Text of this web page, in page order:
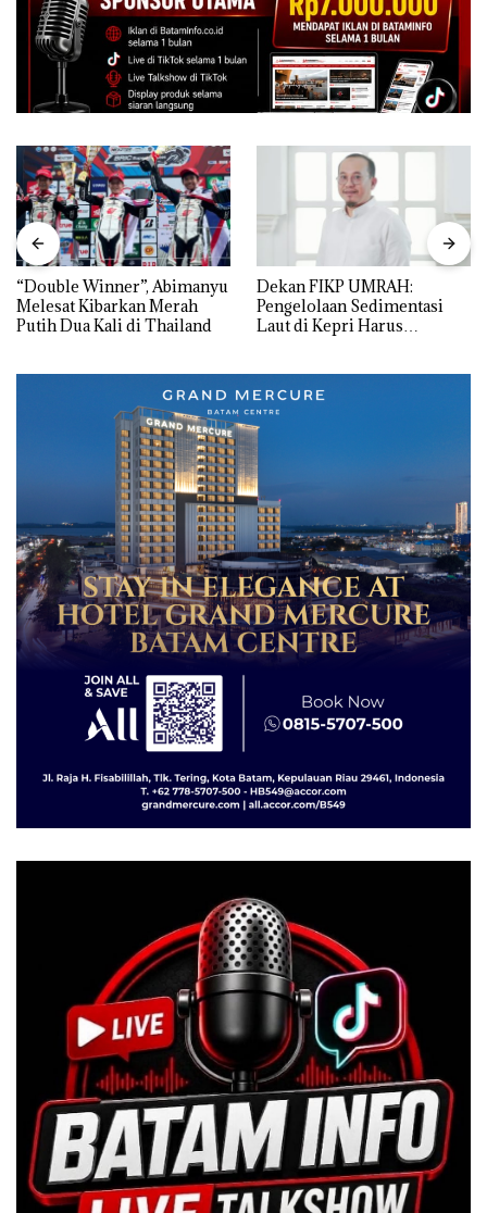
“Double Winner”, Abimanyu
Melesat Kibarkan Merah
Putih Dua Kali di Thailand
Dekan FIKP UMRAH:
Pengelolaan Sedimentasi
Laut di Kepri Harus